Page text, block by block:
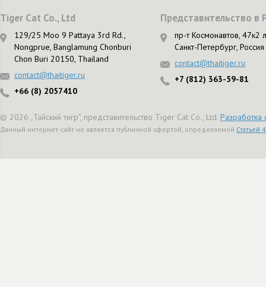
Tiger Cat Co., Ltd
129/25 Moo 9 Pattaya 3rd Rd.,
Nongprue, Banglamung Chonburi
Chon Buri 20150, Thailand
contact@thaitiger.ru
+66 (8) 2057410
Представительство в
пр-т Космонавтов, 47к2
Санкт-Петербург, Россия
contact@thaitiger.ru
+7 (812) 363-59-81
© 2026 „Тайский тигр”, представительство Tiger Cat Co., Ltd. Разработка
Данный интернет-сайт не является публичной офертой, определяемой Статьей